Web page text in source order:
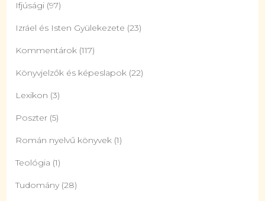
Ifjúsági (97)
Izráel és Isten Gyülekezete (23)
Kommentárok (117)
Könyvjelzők és képeslapok (22)
Lexikon (3)
Poszter (5)
Román nyelvű könyvek (1)
Teológia (1)
Tudomány (28)